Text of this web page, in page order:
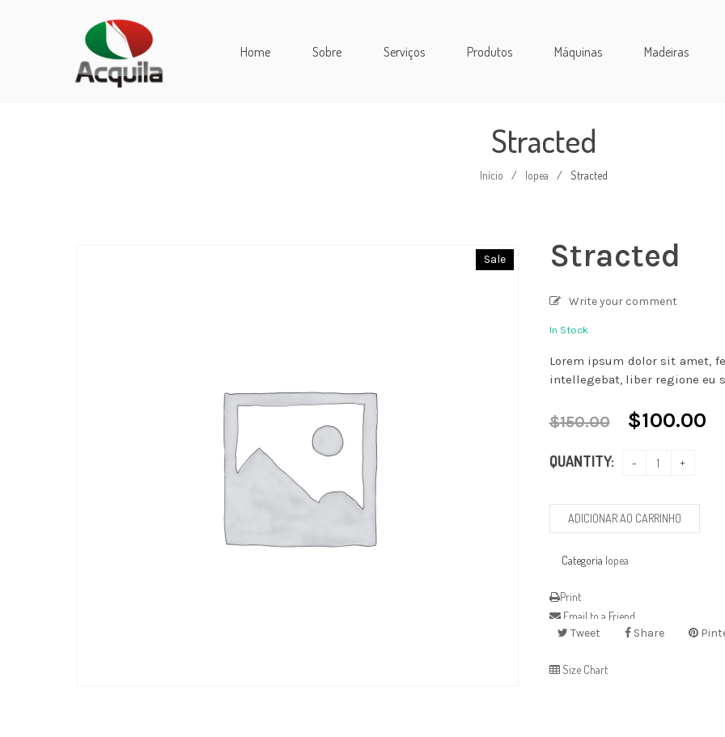
Home Sobre Serviços Produtos Máquinas Madeiras
Stracted
Início / lopea / Stracted
Sale Stracted
Write your comment
In Stock
Lorem ipsum dolor sit amet,
intellegebat, liber regione eu
$150.00 $100.00
QUANTITY:
ADICIONAR AO CARRINHO
Categoria lopea
Print
Email to a Friend
Tweet
Share
Size Chart